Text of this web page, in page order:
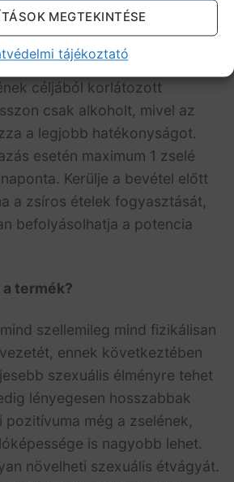
MEGTEKINTÉSE
tájékoztató
vagy keverjen el egy pohár
1 tasakkal, 45-60 perccel a
aktus előtt. A maximális
céljából korlátozott
csak alkoholt, mivel az
a legjobb hatékonyságot.
esetén maximum 1 zselé
Kerülje a bevétel előtt
a zsíros ételek fogyasztását,
befolyásolhatja a potencia
termék?
szellemileg mind fizikálisan
ennek következtében
szexuális élményre tehet
lényegesen hosszabbak
pozitívuma még a zselének,
is nagyobb lehet.
növelheti szexuális étvágyát.